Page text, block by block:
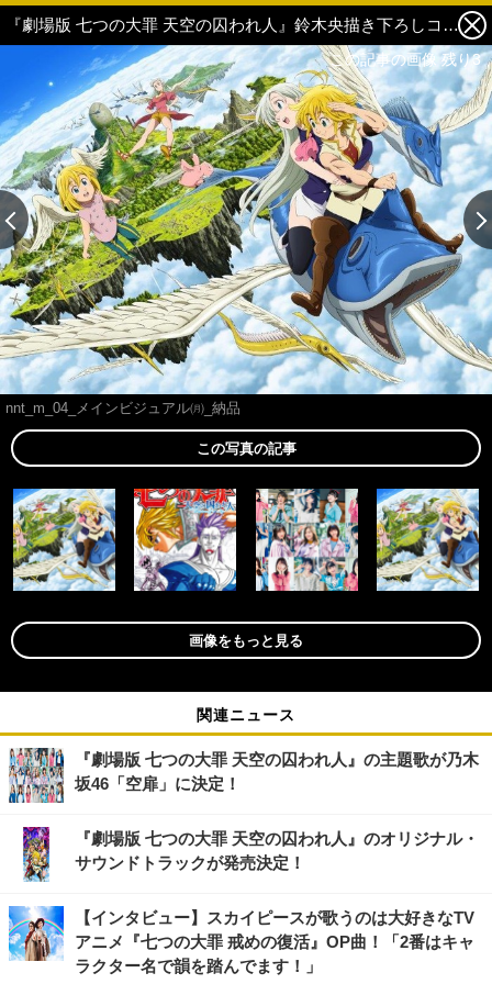
『劇場版 七つの大罪 天空の囚われ人』鈴木央描き下ろしコミックが入場者プレゼントに！ 1枚目の写真・画像
nnt_m_04_メインビジュアル㈪_納品
この記事の画像 残り3
この写真の記事
画像をもっと見る
関連ニュース
『劇場版 七つの大罪 天空の囚われ人』の主題歌が乃木
坂46「空扉」に決定！
『劇場版 七つの大罪 天空の囚われ人』のオリジナル・
サウンドトラックが発売決定！
【インタビュー】スカイピースが歌うのは大好きなTV
アニメ『七つの大罪 戒めの復活』OP曲！「2番はキャ
ラクター名で韻を踏んでます！」
この記事の画像 残り3